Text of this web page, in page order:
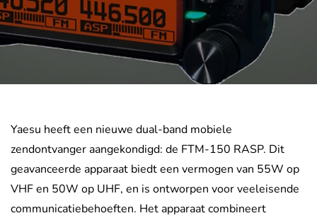
Yaesu heeft een nieuwe dual-band mobiele
zendontvanger aangekondigd: de FTM-150 RASP. Dit
geavanceerde apparaat biedt een vermogen van 55W op
VHF en 50W op UHF, en is ontworpen voor veeleisende
communicatiebehoeften. Het apparaat combineert